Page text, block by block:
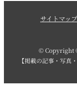
サイトマップ
© Copyright
【掲載の記事・写真